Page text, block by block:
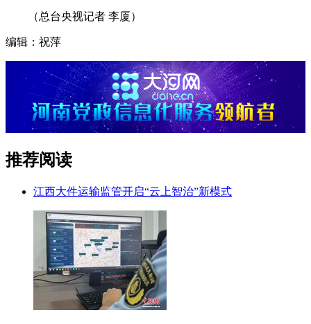
（总台央视记者 李厦）
编辑：祝萍
推荐阅读
江西大件运输监管开启“云上智治”新模式